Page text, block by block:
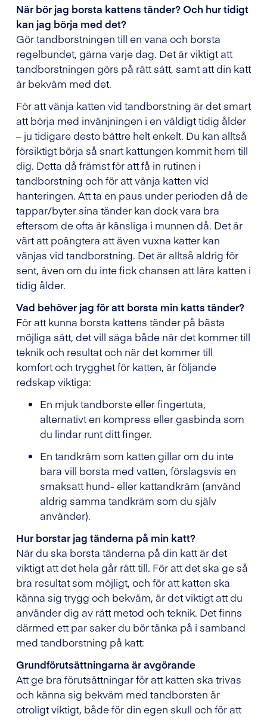
När bör jag borsta kattens tänder? Och hur tidigt
kan jag börja med det?
Gör tandborstningen till en vana och borsta
regelbundet, gärna varje dag. Det är viktigt att
tandborstningen görs på rätt sätt, samt att din katt
är bekväm med det.
För att vänja katten vid tandborstning är det smart
att börja med invänjningen i en väldigt tidig ålder
– ju tidigare desto bättre helt enkelt. Du kan alltså
försiktigt börja så snart kattungen kommit hem till
dig. Detta då främst för att få in rutinen i
tandborstning och för att vänja katten vid
hanteringen. Att ta en paus under perioden då de
tappar/byter sina tänder kan dock vara bra
eftersom de ofta är känsliga i munnen då. Det är
värt att poängtera att även vuxna katter kan
vänjas vid tandborstning. Det är alltså aldrig för
sent, även om du inte fick chansen att lära katten i
tidig ålder.
Vad behöver jag för att borsta min katts tänder?
För att kunna borsta kattens tänder på bästa
möjliga sätt, det vill säga både när det kommer till
teknik och resultat och när det kommer till
komfort och trygghet för katten, är följande
redskap viktiga:
En mjuk tandborste eller fingertuta,
alternativt en kompress eller gasbinda som
du lindar runt ditt finger.
En tandkräm som katten gillar om du inte
bara vill borsta med vatten, förslagsvis en
smaksatt hund- eller kattandkräm (använd
aldrig samma tandkräm som du själv
använder).
Hur borstar jag tänderna på min katt?
När du ska borsta tänderna på din katt är det
viktigt att det hela går rätt till. För att det ska ge så
bra resultat som möjligt, och för att katten ska
känna sig trygg och bekväm, är det viktigt att du
använder dig av rätt metod och teknik. Det finns
därmed ett par saker du bör tänka på i samband
med tandborstning på katt:
Grundförutsättningarna är avgörande
Att ge bra förutsättningar för att katten ska trivas
och känna sig bekväm med tandborsten är
otroligt viktigt, både för din egen skull och för att